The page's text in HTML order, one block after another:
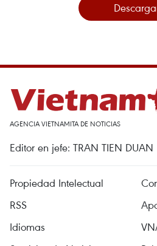
AGENCIA VIETNAMITA DE NOTICIAS
Editor en jefe: TRAN TIEN DUAN
Propiedad Intelectual
RSS
Idiomas